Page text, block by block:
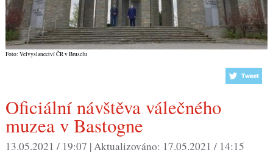
Foto: Velvyslanectví ČR v Bruselu
Oficiální návštěva válečného
muzea v Bastogne
13.05.2021 / 19:07 |Aktualizováno: 17.05.2021 / 14:15